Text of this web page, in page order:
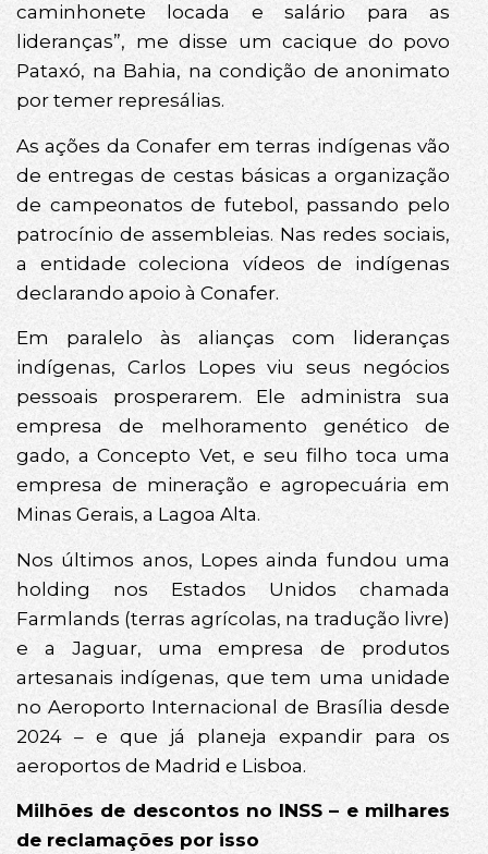
caminhonete locada e salário para as
lideranças”, me disse um cacique do povo
Pataxó, na Bahia, na condição de anonimato
por temer represálias.
As ações da Conafer em terras indígenas vão
de entregas de cestas básicas a organização
de campeonatos de futebol, passando pelo
patrocínio de assembleias. Nas redes sociais,
a entidade coleciona vídeos de indígenas
declarando apoio à Conafer.
Em paralelo às alianças com lideranças
indígenas, Carlos Lopes viu seus negócios
pessoais prosperarem. Ele administra sua
empresa de melhoramento genético de
gado, a Concepto Vet, e seu filho toca uma
empresa de mineração e agropecuária em
Minas Gerais, a Lagoa Alta.
Nos últimos anos, Lopes ainda fundou uma
holding nos Estados Unidos chamada
Farmlands (terras agrícolas, na tradução livre)
e a Jaguar, uma empresa de produtos
artesanais indígenas, que tem uma unidade
no Aeroporto Internacional de Brasília desde
2024 – e que já planeja expandir para os
aeroportos de Madrid e Lisboa.
Milhões de descontos no INSS – e milhares
de reclamações por isso